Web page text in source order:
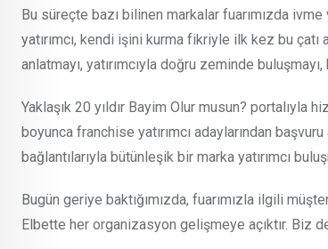
Bu süreçte bazı bilinen markalar fuarımızda
yatırımcı, kendi işini kurma fikriyle ilk kez bu
anlatmayı, yatırımcıyla doğru zeminde
Yaklaşık 20 yıldır Bayim Olur musun? portalıyla
boyunca franchise yatırımcı adaylarından
bağlantılarıyla bütünleşik bir marka yatırımcı
Bugün geriye baktığımızda, fuarımızla ilgili
Elbette her organizasyon gelişmeye açıktır. Biz